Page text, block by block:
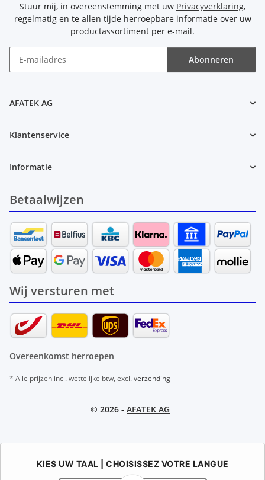
Stuur mij, in overeenstemming met uw Privacyverklaring,
regelmatig en te allen tijde herroepbare informatie over uw
productassortiment per e-mail.
Abonneren
AFATEK AG
Klantenservice
Informatie
Betaalwijzen
Wij versturen met
Overeenkomst herroepen
* Alle prijzen incl. wettelijke btw, excl.verzending
© 2026 - AFATEK AG
KIES UW TAAL | CHOISISSEZ VOTRE LANGUE